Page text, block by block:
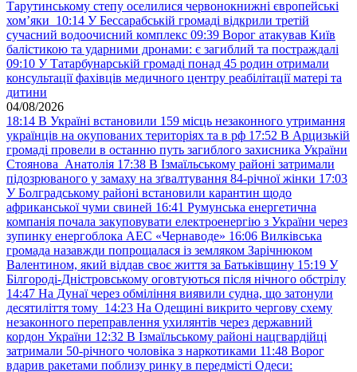
Тарутинському степу оселилися червонокнижні європейські
хом’яки 10:14 У Бессарабській громаді відкрили третій
сучасний водоочисний комплекс 09:39 Ворог атакував Київ
балістикою та ударними дронами: є загиблий та постраждалі
09:10 У Татарбунарській громаді понад 45 родин отримали
консультації фахівців медичного центру реабілітації матері та
дитини
04/08/2026
18:14 В Україні встановили 159 місць незаконного утримання
українців на окупованих територіях та в рф 17:52 В Арцизькій
громаді провели в останню путь загиблого захисника України
Стоянова Анатолія 17:38 В Ізмаїльському районі затримали
підозрюваного у замаху на зґвалтування 84-річної жінки 17:03
У Болградському районі встановили карантин щодо
африканської чуми свиней 16:41 Румунська енергетична
компанія почала закуповувати електроенергію з України через
зупинку енергоблока АЕС «Чернаводе» 16:06 Вилківська
громада назавжди попрощалася із земляком Зарічнюком
Валентином, який віддав своє життя за Батьківщину 15:19 У
Білгороді-Дністровському оговтуються після нічного обстрілу
14:47 На Дунаї через обміління виявили судна, що затонули
десятиліття тому 14:23 На Одещині викрито чергову схему
незаконного переправлення ухилянтів через державний
кордон України 12:32 В Ізмаїльському районі нацгвардійці
затримали 50-річного чоловіка з наркотиками 11:48 Ворог
вдарив ракетами поблизу ринку в передмісті Одеси: